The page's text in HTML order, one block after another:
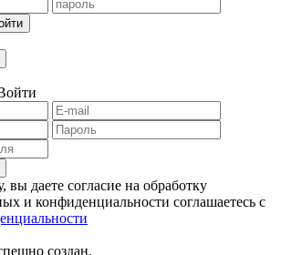
даете согласие на обработку
и конфиденциальности соглашаетесь с
создан.